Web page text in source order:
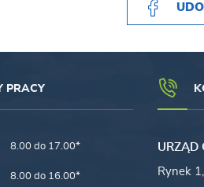
PRACY
8.00 do 17.00*
8.00 do 16.00*
URZĄD
Rynek